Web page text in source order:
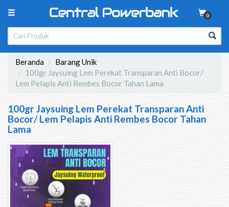
0
Beranda
Barang Unik
100gr Jaysuing Lem Perekat Transparan Anti Bocor/
Lem Pelapis Anti Rembes Bocor Tahan Lama
100gr Jaysuing Lem Perekat Transparan Anti
Bocor/ Lem Pelapis Anti Rembes Bocor Tahan
Lama